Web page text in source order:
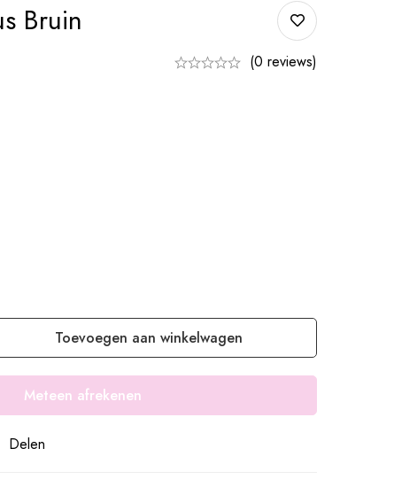
Bruin
(0 reviews)
Toevoegen aan winkelwagen
Meteen afrekenen
Delen